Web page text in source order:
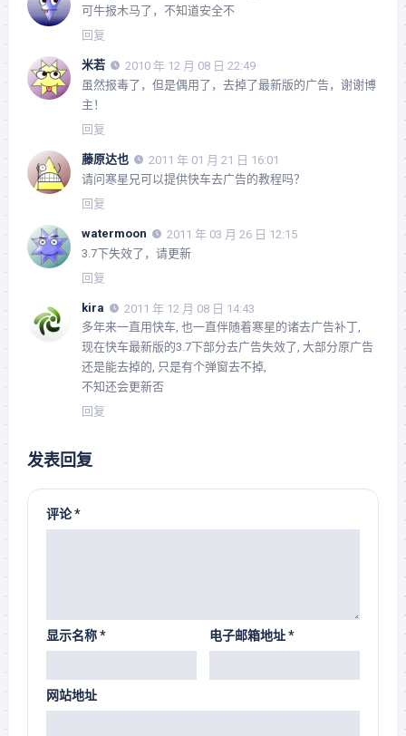
可牛报木马了，不知道安全不
回复
米若
2010 年 12 月 08 日 22:49
虽然报毒了，但是偶用了，去掉了最新版的广告，谢谢博
主！
回复
藤原达也
2011 年 01 月 21 日 16:01
请问寒星兄可以提供快车去广告的教程吗？
回复
watermoon
2011 年 03 月 26 日 12:15
3.7下失效了，请更新
回复
kira
2011 年 12 月 08 日 14:43
多年来一直用快车, 也一直伴随着寒星的诸去广告补丁,
现在快车最新版的3.7下部分去广告失效了, 大部分原广告
还是能去掉的, 只是有个弹窗去不掉,
不知还会更新否
回复
发表回复
评论*
显示名称* 电子邮箱地址*
网站地址